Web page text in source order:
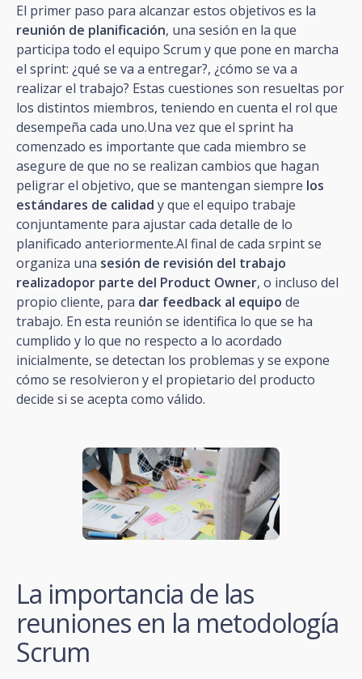
El primer paso para alcanzar estos objetivos es la
reunión de planificación, una sesión en la que
participa todo el equipo Scrum y que pone en marcha
el sprint: ¿qué se va a entregar?, ¿cómo se va a
realizar el trabajo? Estas cuestiones son resueltas por
los distintos miembros, teniendo en cuenta el rol que
desempeña cada uno.Una vez que el sprint ha
comenzado es importante que cada miembro se
asegure de que no se realizan cambios que hagan
peligrar el objetivo, que se mantengan siempre los
estándares de calidad y que el equipo trabaje
conjuntamente para ajustar cada detalle de lo
planificado anteriormente.Al final de cada srpint se
organiza una sesión de revisión del trabajo
realizadopor parte del Product Owner, o incluso del
propio cliente, para dar feedback al equipo de
trabajo. En esta reunión se identifica lo que se ha
cumplido y lo que no respecto a lo acordado
inicialmente, se detectan los problemas y se expone
cómo se resolvieron y el propietario del producto
decide si se acepta como válido.
La importancia de las
reuniones en la metodología
Scrum